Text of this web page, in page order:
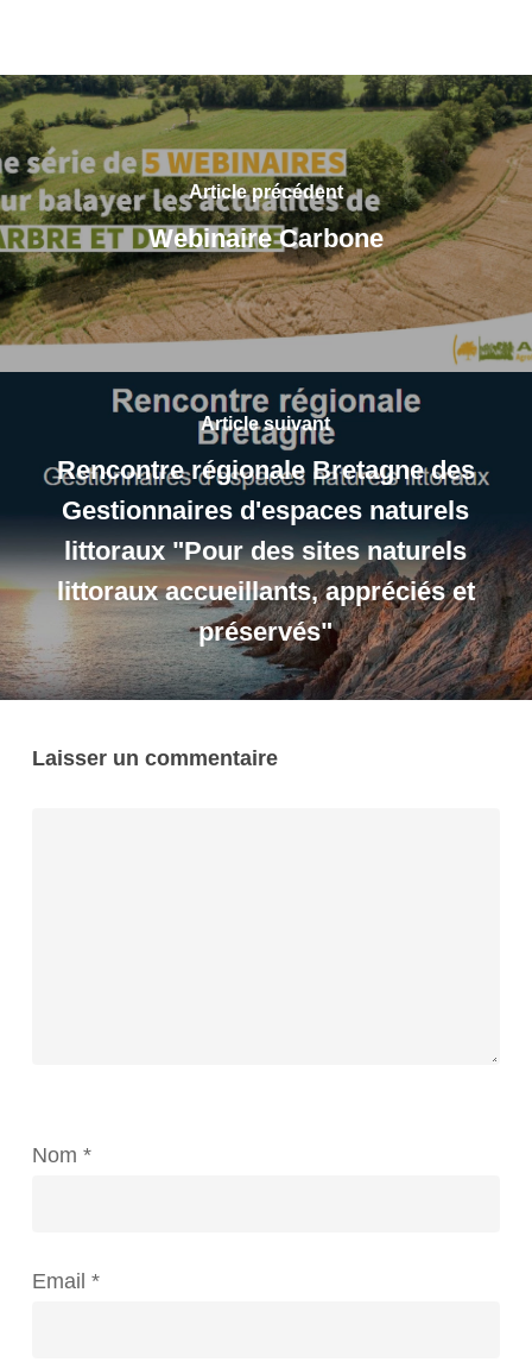
Article précédent
Webinaire Carbone
Article suivant
Rencontre régionale Bretagne des
Gestionnaires d'espaces naturels
littoraux "Pour des sites naturels
littoraux accueillants, appréciés et
préservés"
Laisser un commentaire
Nom *
Email *